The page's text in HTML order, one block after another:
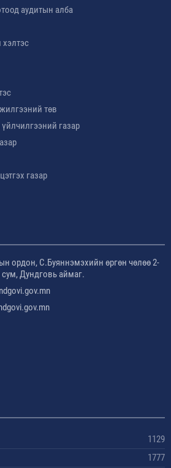
аудитын алба
төв
газар
газар
ордон, С.Буяннэмэхийн өргөн чөлөө 2-
сум, Дундговь аймаг.
1129
1777